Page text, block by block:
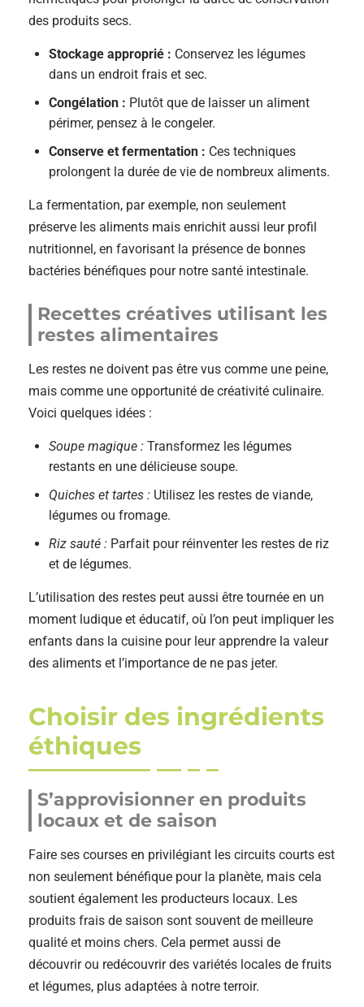
des produits secs.
Stockage approprié : Conservez les légumes
dans un endroit frais et sec.
Congélation : Plutôt que de laisser un aliment
périmer, pensez à le congeler.
Conserve et fermentation : Ces techniques
prolongent la durée de vie de nombreux aliments.
La fermentation, par exemple, non seulement
préserve les aliments mais enrichit aussi leur profil
nutritionnel, en favorisant la présence de bonnes
bactéries bénéfiques pour notre santé intestinale.
Recettes créatives utilisant les
restes alimentaires
Les restes ne doivent pas être vus comme une peine,
mais comme une opportunité de créativité culinaire.
Voici quelques idées :
Soupe magique : Transformez les légumes
restants en une délicieuse soupe.
Quiches et tartes : Utilisez les restes de viande,
légumes ou fromage.
Riz sauté : Parfait pour réinventer les restes de riz
et de légumes.
L’utilisation des restes peut aussi être tournée en un
moment ludique et éducatif, où l’on peut impliquer les
enfants dans la cuisine pour leur apprendre la valeur
des aliments et l’importance de ne pas jeter.
Choisir des ingrédients
éthiques
S’approvisionner en produits
locaux et de saison
Faire ses courses en privilégiant les circuits courts est
non seulement bénéfique pour la planète, mais cela
soutient également les producteurs locaux. Les
produits frais de saison sont souvent de meilleure
qualité et moins chers. Cela permet aussi de
découvrir ou redécouvrir des variétés locales de fruits
et légumes, plus adaptées à notre terroir.